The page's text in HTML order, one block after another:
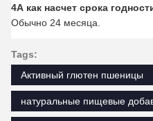
4А как насчет срока
Обычно 24 месяца.
Tags:
Активный глютен пшеницы
натуральные пищевые